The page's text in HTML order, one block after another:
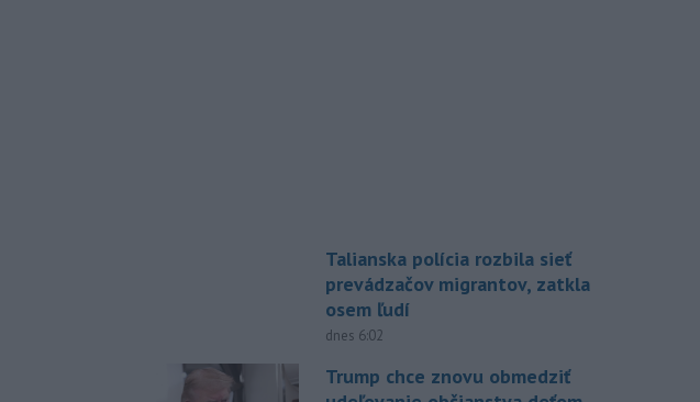
Talianska polícia rozbila sieť
prevádzačov migrantov, zatkla
osem ľudí
dnes 6:02
Trump chce znovu obmedziť